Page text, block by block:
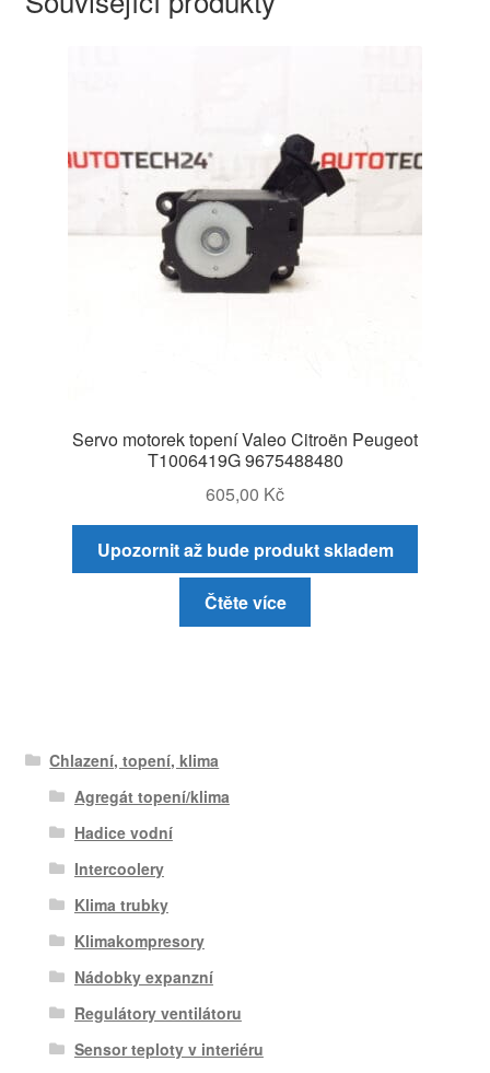
Servo motorek topení Valeo Citroën Peugeot
T1006419G 9675488480
605,00 Kč
Upozornit až bude produkt skladem
Čtěte více
Chlazení, topení, klima
Agregát topení/klima
Hadice vodní
Intercoolery
Klima trubky
Klimakompresory
Nádobky expanzní
Regulátory ventilátoru
Sensor teploty v interiéru